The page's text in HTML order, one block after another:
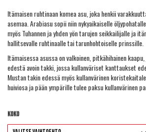
Itämaisen ruhtinaan komea asu, joka henkii
asemaa. Arabiasu sopii niin nykyaikaiselle
myös Tuhannen ja yhden yön tarujen seikkailijalle ja
hallitsevalle ruhtinaalle tai tarunhohtoiselle prinssille.
Itämaisessa asussa on valkoinen, pitkähihainen
edestä avoin takki, jossa kullanväriset kanttaukset
Mustan takin edessä myös kullanvärinen
huiviosa ja pään ympärille tulee paksu kullanvärinen
Koko